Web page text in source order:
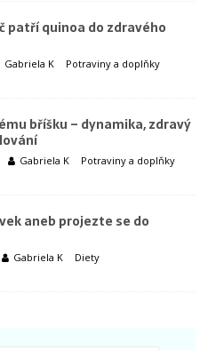
patří quinoa do zdravého
Gabriela K Potraviny a doplňky
bříšku – dynamika, zdravý
Gabriela K Potraviny a doplňky
aneb projezte se do
Gabriela K Diety